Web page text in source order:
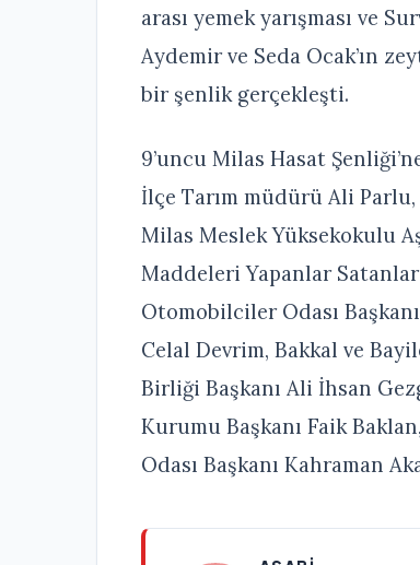
arası yemek yarışması ve
Aydemir ve Seda Ocak’ın
bir şenlik gerçekleşti.
9’uncu Milas Hasat
İlçe Tarım müdürü Ali
Milas Meslek Yüksekokulu
Maddeleri Yapanlar
Otomobilciler Odası
Celal Devrim, Bakkal ve
Birliği Başkanı Ali İhsan
Kurumu Başkanı Faik
Odası Başkanı Kahraman